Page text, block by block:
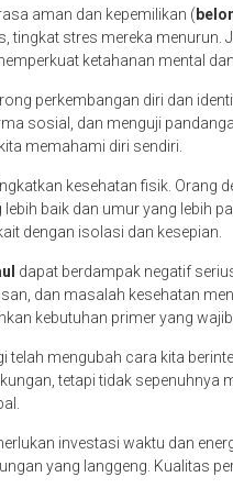
aman dan kepemilikan (
tingkat stres mereka menurun.
ketahanan mental
perkembangan diri dan
sosial, dan menguji
memahami diri sendiri.
kesehatan fisik. Orang
baik dan umur yang lebih
dengan isolasi dan kesepian.
dapat berdampak negatif
dan masalah kesehatan
kebutuhan primer yang wajib
mengubah cara kita
tetapi tidak sepenuhnya
investasi waktu dan
yang langgeng. Kualitas